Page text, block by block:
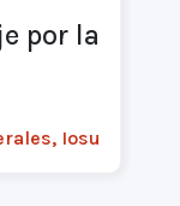
por la
Iosu